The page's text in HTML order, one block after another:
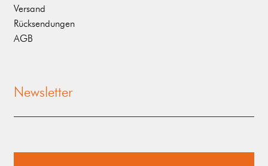
Versand
Rücksendungen
AGB
Newsletter